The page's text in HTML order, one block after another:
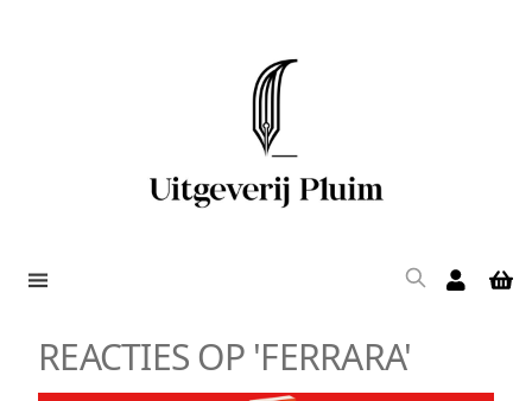
REACTIES OP 'FERRARA'